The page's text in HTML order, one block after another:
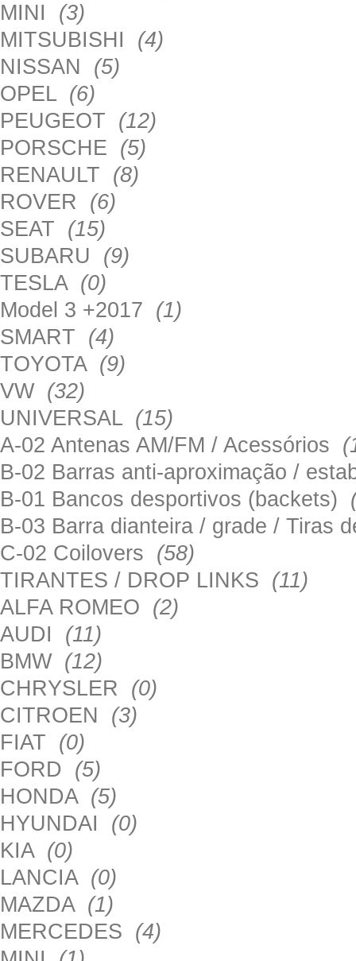
MINI (3)
MITSUBISHI (4)
NISSAN (5)
OPEL (6)
PEUGEOT (12)
PORSCHE (5)
RENAULT (8)
ROVER (6)
SEAT (15)
SUBARU (9)
TESLA (0)
Model 3 +2017 (1)
SMART (4)
TOYOTA (9)
VW (32)
UNIVERSAL (15)
A-02 Antenas AM/FM / Acessórios
B-02 Barras anti-aproximação /
B-01 Bancos desportivos (backets)
B-03 Barra dianteira / grade / Tiras
C-02 Coilovers (58)
TIRANTES / DROP LINKS (11)
ALFA ROMEO (2)
AUDI (11)
BMW (12)
CHRYSLER (0)
CITROEN (3)
FIAT (0)
FORD (5)
HONDA (5)
HYUNDAI (0)
KIA (0)
LANCIA (0)
MAZDA (1)
MERCEDES (4)